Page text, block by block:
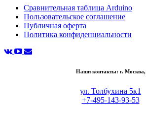
Сравнительная таблица Arduino
Пользовательское соглашение
Публичная оферта
Политика конфиденциальности
Наши контакты: г. Москва,
ул. Толбухина 5к1
+7-495-143-93-53